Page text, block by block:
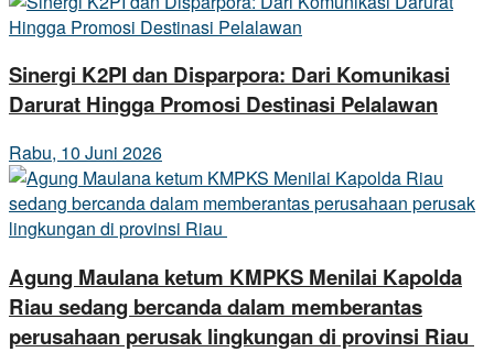
Sinergi K2PI dan Disparpora: Dari Komunikasi
Darurat Hingga Promosi Destinasi Pelalawan
Rabu, 10 Juni 2026
Agung Maulana ketum KMPKS Menilai Kapolda
Riau sedang bercanda dalam memberantas
perusahaan perusak lingkungan di provinsi Riau